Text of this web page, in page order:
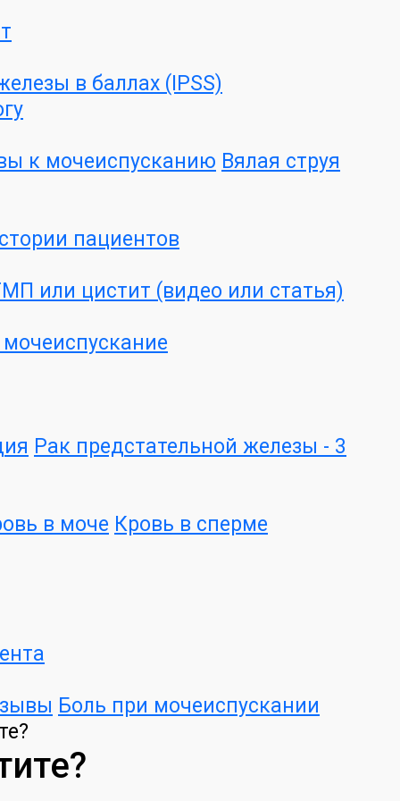
в баллах (IPSS)
к мочеиспусканию Вялая струя
пациентов
или цистит (видео или статья)
Рак предстательной железы - 3
в моче Кровь в сперме
Боль при мочеиспускании